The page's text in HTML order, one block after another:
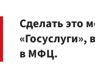
Сделать это
«Госуслуги»,
в МФЦ.